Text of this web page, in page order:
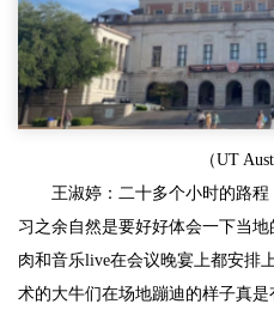
（UT
王淑婷：二十多个小时的路
习之余自然是要好好体会一下当
肉和音乐live在会议晚宴上都安排
术的大牛们在场地蹦迪的样子真是